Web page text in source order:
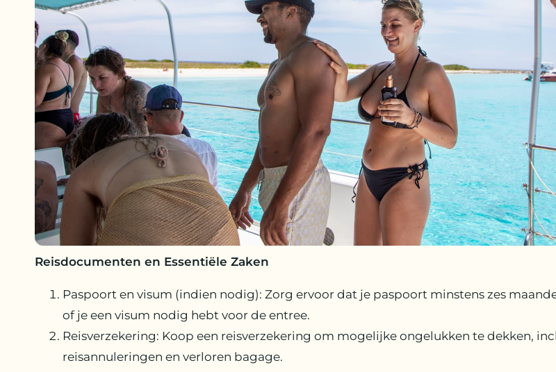
Reisdocumenten en Essentiële Zaken
Paspoort en visum (indien nodig): Zorg ervoor dat je paspoort minstens zes
of je een visum nodig hebt voor de entree.
Reisverzekering: Koop een reisverzekering om mogelijke ongelukken te dekken,
reisannuleringen en verloren bagage.